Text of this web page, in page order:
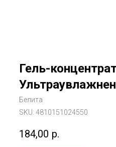
Гель-
Белита
SKU: 4810151024550
184,00 р.